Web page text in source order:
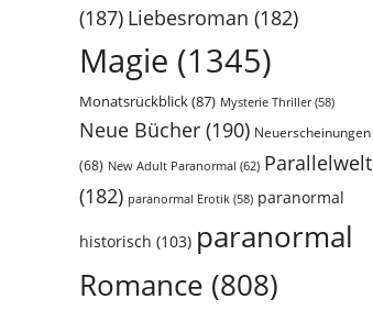
(187) Liebesroman (182)
Magie (1345)
Monatsrückblick(87) Mysterie Thriller(58)
Neue Bücher (190) Neuerscheinungen
(68) New Adult Paranormal (62) Parallelwelt
(182) paranormal Erotik (58) paranormal
historisch (103) paranormal
Romance (808)